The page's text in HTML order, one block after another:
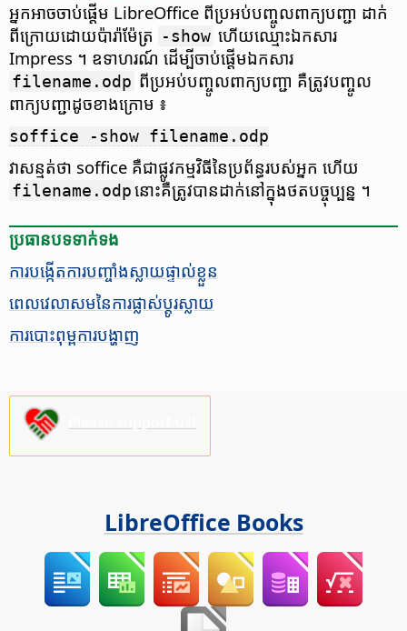
អ្នក​អាច​ចាប់​ផ្ដើម LibreOffice ពី​ប្រអប់​បញ្ចូល​ពាក្យ​បញ្ជា ដាក់​
ពី​ក្រោយ​ដោយ​ប៉ារ៉ាម៉ែត្រ
-show ហើយ​ឈ្មោះ​ឯកសារ
Impress ។ ឧទាហរណ៍ ដើម្បី​ចាប់​ផ្ដើមឯកសារ
filename.odp ពី​ប្រអប់​បញ្ចូល​ពាក្យ​បញ្ជា គឺ​ត្រូវ​បញ្ចូល​
ពាក្យ​បញ្ជា​ដូច​ខាង​ក្រោម ៖
soffice -show filename.odp
វា​សន្មត់​ថា soffice គឺ​ជា​ផ្លូវ​កម្មវិធី​នៃ​ប្រព័ន្ធ​របស់​អ្នក ហើយ
filename.odpនោះ​គឺ​ត្រូវ​បាន​ដាក់​នៅ​ក្នុង​ថត​បច្ចុប្បន្ន ។
ប្រធានបទ​ទាក់ទង
ការ​បង្កើត​ការ​បញ្ចាំង​ស្លាយ​ផ្ទាល់ខ្លួន
​ពេល​វេលា​​សម​​នៃ​ការ​ផ្លាស់​ប្តូរ​ស្លាយ
​ការ​បោះពុម្ព​ការ​បង្ហាញ
LibreOffice Books